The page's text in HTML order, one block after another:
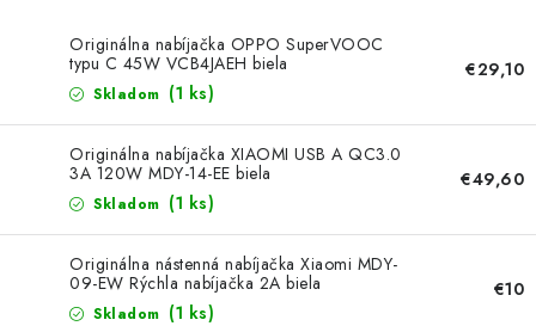
BATÉRIE DO MOBILOV
ŠPORT A HOBBY
NÁRAMKY NA HODINKY
SLÚCHADLÁ, REPRODUKTORY A MIKROFÓNY
Originálna nabíjačka OPPO SuperVOOC
typu C 45W VCB4JAEH biela
Skladom (1 ks)
€29,10
Originálna nabíjačka XIAOMI USB A QC3.0
3A 120W MDY-14-EE biela
Skladom (1 ks)
€49,60
Originálna nástenná nabíjačka Xiaomi MDY-
09-EW Rýchla nabíjačka 2A biela
Skladom (1 ks)
€10